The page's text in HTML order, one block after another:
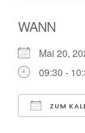
WANN
Mai 20,
09:30 -
ZUM